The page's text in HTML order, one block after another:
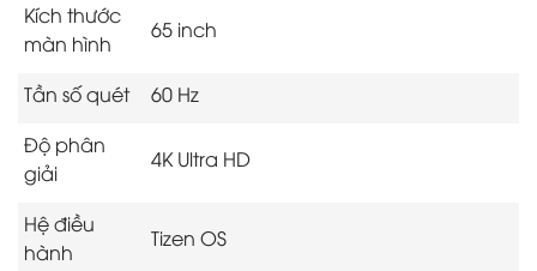
Kích thước
màn hình
65 inch
Tần số quét
60 Hz
Độ phân
giải
4K Ultra HD
Hệ điều
hành
Tizen OS